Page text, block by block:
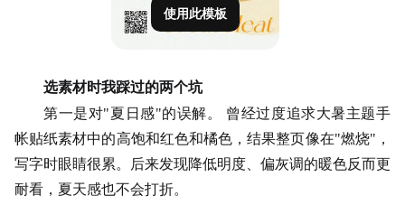
使用此模板
选素材时我踩过的两个坑
第一是对"夏日感"的误解。 曾经过度追求大暑主题手
帐贴纸素材中的高饱和红色和橘色，结果整页像在"燃烧"，
写字时眼睛很累。后来发现降低明度、偏灰调的暖色反而更
耐看，夏天感也不会打折。